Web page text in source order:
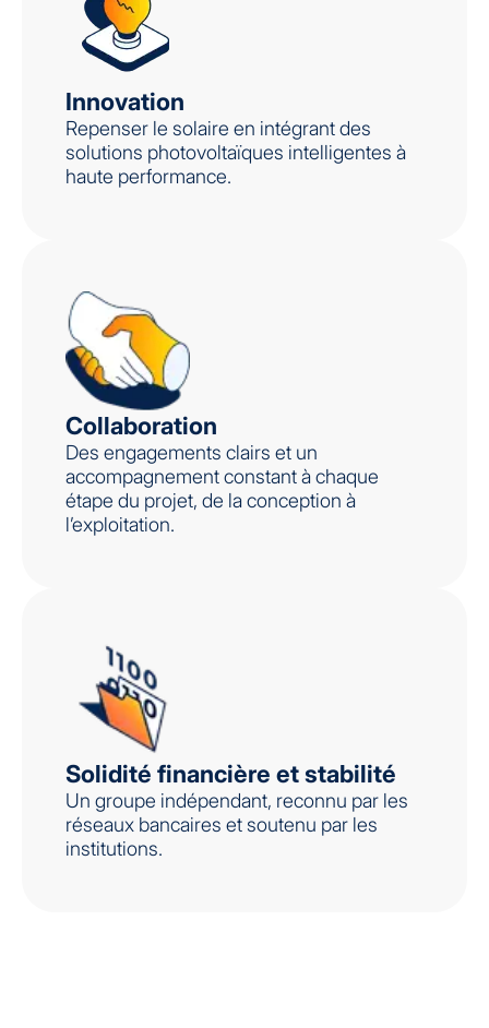
Innovation
Repenser le solaire en intégrant des
solutions photovoltaïques intelligentes à
haute performance.
Collaboration
Des engagements clairs et un
accompagnement constant à chaque
étape du projet, de la conception à
l’exploitation.
Solidité financière et stabilité
Un groupe indépendant, reconnu par les
réseaux bancaires et soutenu par les
institutions.